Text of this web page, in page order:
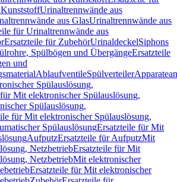
Urinaltrennwände aus
aus GlasUrinaltrennwände aus
für Urinaltrennwände aus
Ersatzteile für ZubehörUrinaldeckelSiphons
Spülbögen und ÜbergängeErsatzteile
und
AblaufventileSpülverteiler
Spülauslösung,
Mit elektronischer Spülauslösung,
Spülauslösung,
für Mit elektronischer Spülauslösung,
SpülauslösungErsatzteile für Mit
AufputzErsatzteile für AufputzMit
NetzbetriebErsatzteile für Mit
NetzbetriebMit elektronischer
Ersatzteile für Mit elektronischer